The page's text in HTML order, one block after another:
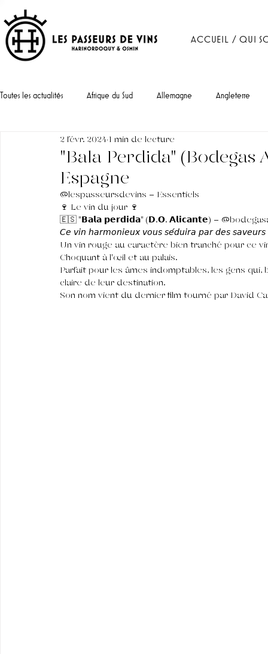
ACCUEIL / QUI
Toutes les actualités Afrique du Sud Allemagne Angleterre
"Bala Perdida"
Espagne
2 févr. 2024 1 min de lecture
@lespasseursdevins - Essentiels
🍷 Le vin du jour 🍷
🇪🇸 "𝗕𝗮𝗹𝗮 𝗽𝗲𝗿𝗱𝗶𝗱𝗮" (𝗗.𝗢. 𝗔𝗹𝗶𝗰𝗮𝗻𝘁𝗲) -
𝘊𝘦 𝘷𝘪𝘯 𝘩𝘢𝘳𝘮𝘰𝘯𝘪𝘦𝘶𝘹 𝘷𝘰𝘶𝘴 𝘴𝘦́𝘥𝘶𝘪𝘳𝘢 𝘱𝘢𝘳 𝘥𝘦𝘴 𝘴𝘢𝘷𝘦𝘶𝘳𝘴
Un vin rouge au caractère bien tranché pour ce
Choquant à l'œil et au palais.
Parfait pour les âmes indomptables, les gens
claire de leur destination.
Son nom vient du dernier film tourné par David